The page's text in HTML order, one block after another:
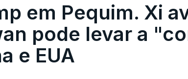
em Pequim. Xi
pode levar a
e EUA